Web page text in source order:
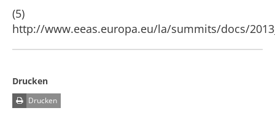
(5)
http://www.eeas.europa.eu/la/summits/docs/
Drucken
Drucken